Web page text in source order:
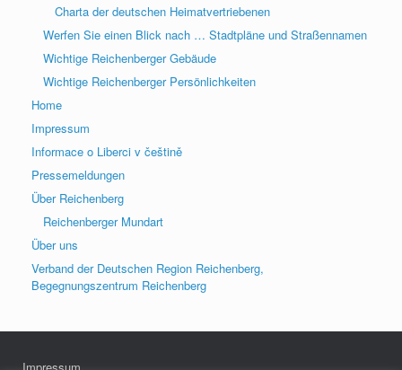
Charta der deutschen Heimatvertriebenen
Werfen Sie einen Blick nach … Stadtpläne und Straßennamen
Wichtige Reichenberger Gebäude
Wichtige Reichenberger Persönlichkeiten
Home
Impressum
Informace o Liberci v češtině
Pressemeldungen
Über Reichenberg
Reichenberger Mundart
Über uns
Verband der Deutschen Region Reichenberg,
Begegnungszentrum Reichenberg